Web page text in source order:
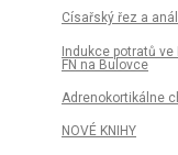
Císařský řez a
Indukce potratů
FN na Bulovce
Adrenokortikálne
NOVÉ KNIHY